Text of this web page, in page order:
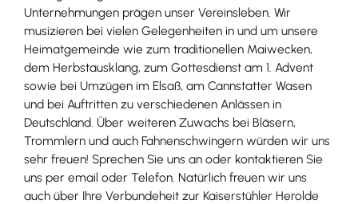
Unternehmungen prägen unser Vereinsleben. Wir
musizieren bei vielen Gelegenheiten in und um unsere
Heimatgemeinde wie zum traditionellen Maiwecken,
dem Herbstausklang, zum Gottesdienst am 1. Advent
sowie bei Umzügen im Elsaß, am Cannstatter Wasen
und bei Auftritten zu verschiedenen Anlässen in
Deutschland. Über weiteren Zuwachs bei Bläsern,
Trommlern und auch Fahnenschwingern würden wir uns
sehr freuen! Sprechen Sie uns an oder kontaktieren Sie
uns per email oder Telefon. Natürlich freuen wir uns
auch über Ihre Verbundeheit zur Kaiserstühler Herolde